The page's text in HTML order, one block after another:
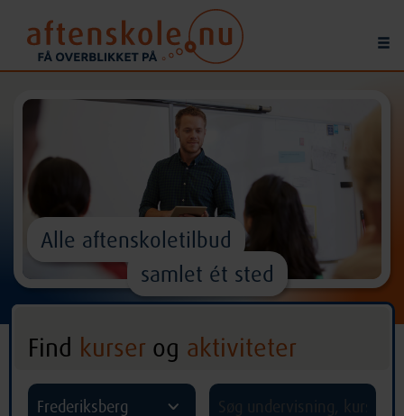
Alle aftenskoletilbud
samlet ét sted
Find kurser og aktiviteter
Frederiksberg ^